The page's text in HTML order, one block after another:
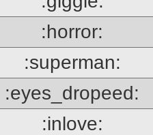
:horror:
:superman:
:eyes_dropeed:
:inlove: